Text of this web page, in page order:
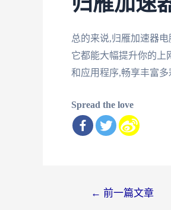
总的来说,归雁加速器
它都能大幅提升你的上
和应用程序,畅享丰富多
Spread the love
← 前一篇文章